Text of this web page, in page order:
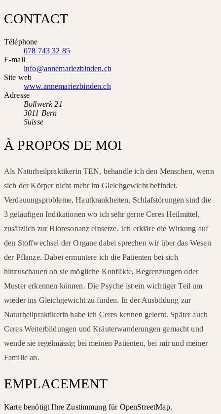
CONTACT
Téléphone
078 743 32 85
E-mail
info@annemariezbinden.ch
Site web
www.annemariezbinden.ch
Adresse
Bollwerk 21
3011 Bern
Suisse
À PROPOS DE MOI
Als Naturheilpraktikerin TEN, behandle ich den Menschen, wenn
sich der Körper nicht mehr im Gleichgewicht befindet.
Verdauungsprobleme, Hautkrankheiten, Schlafstörungen sind die
3 geläufigen Indikationen wo ich sehr gerne Ceres Heilmittel,
zusätzlich zur Bioresonanz einsetze. Ich erkläre die Wirkung auf
den Stoffwechsel der Organe dabei sprechen wir über das Wesen
der Pflanze. Dabei ermuntere ich die Patienten bei sich
hinzuschauen ob sie mögliche Konflikte, Begrenzungen oder
Muster erkennen können. Die Psyche ist ein wichtiger Teil um
wieder ins Gleichgewicht zu finden. In der Ausbildung zur
Naturheilpraktikerin habe ich Ceres kennen gelernt. Später auch
Ceres Weiterbildungen und Kräuterwanderungen gemacht und
wende sie regelmässig bei meinen Patienten, bei mir und meiner
Familie an.
EMPLACEMENT
Karte benötigt Ihre Zustimmung für OpenStreetMap.